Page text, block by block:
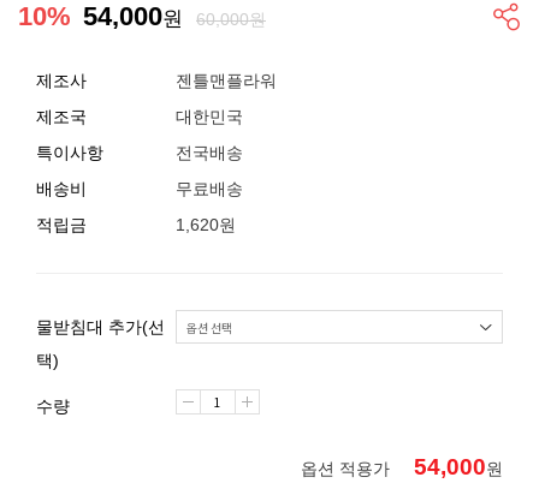
10% 54,000원 60,000원
제조사
젠틀맨플라워
제조국
대한민국
특이사항
전국배송
배송비
무료배송
적립금
1,620원
물받침대 추가(선
택)
수량
옵션 적용가 54,000원